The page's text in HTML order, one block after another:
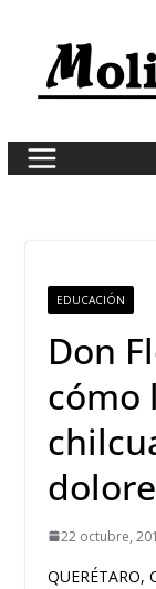
content
EDUCACIÓN
Don
cómo
22 octubre,